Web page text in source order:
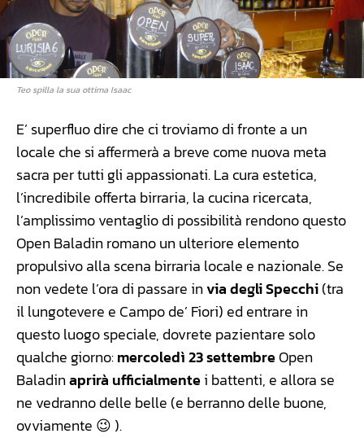
Teo spilla la sua ottima Isaac
E’ superfluo dire che ci troviamo di fronte a un
locale che si affermerà a breve come nuova meta
sacra per tutti gli appassionati. La cura estetica,
l’incredibile offerta birraria, la cucina ricercata,
l’amplissimo ventaglio di possibilità rendono questo
Open Baladin romano un ulteriore elemento
propulsivo alla scena birraria locale e nazionale. Se
non vedete l’ora di passare invia degli Specchi(tra
il lungotevere e Campo de’ Fiori) ed entrare in
questo luogo speciale, dovrete pazientare solo
qualche giorno:mercoledì 23 settembreOpen
Baladinaprirà ufficialmentei battenti, e allora se
ne vedranno delle belle (e berranno delle buone,
ovviamente 😉 ).